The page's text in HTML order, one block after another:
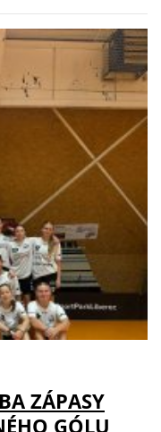
ZÁPASY
GÓLU